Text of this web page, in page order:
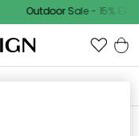
Outdoor Sale - 15%